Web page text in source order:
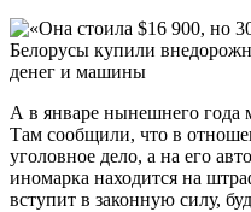
А в январе нынешнего
Там сообщили, что в
уголовное дело, а на его
иномарка находится на
вступит в законную силу,